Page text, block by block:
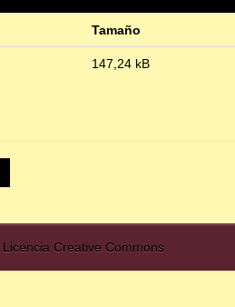
Tamaño
147,24 kB
Licencia Creative Commons